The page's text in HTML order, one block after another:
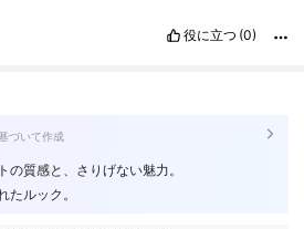
役に立つ (0)
づいて作成
の質感と、さりげない魅力。
たルック。
ロワー